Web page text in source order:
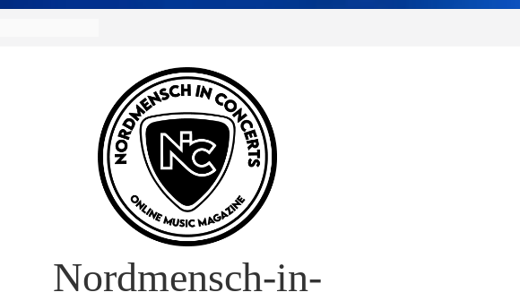
Nordmensch-in-